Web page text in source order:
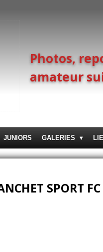
Photos,
amateur
JUNIORS GALERIES
SPORT FC